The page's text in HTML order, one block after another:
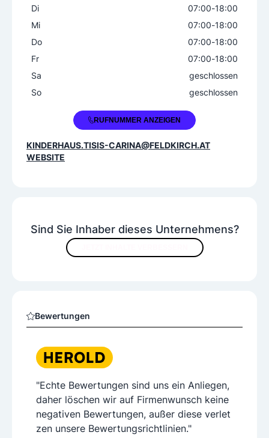
Sind Sie Inhaber dieses Unternehmens?
Bewertungen
"Echte Bewertungen sind uns ein Anliegen,
daher löschen wir auf Firmenwunsch keine
negativen Bewertungen, außer diese verlet
zen unsere Bewertungsrichtlinien."
Di
07:00-18:00
Mi
07:00-18:00
Do
07:00-18:00
Fr
07:00-18:00
Sa
geschlossen
So
geschlossen
+43 5522 3044290RUFNUMMER ANZEIGEN
KINDERHAUS.TISIS-CARINA@FELDKIRCH.AT
WEBSITE